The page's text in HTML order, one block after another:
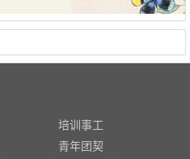
培训事工
青年团契